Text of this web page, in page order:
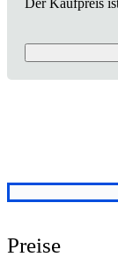
Preise